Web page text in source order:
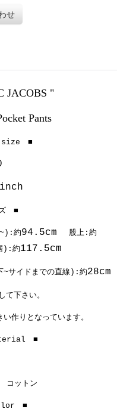
せ
JACOBS "
Pants
■
■
~):約94.5cm 股上:約
):約117.5cm
~サイドまでの直線):約28cm
下さい。
作りとなっています。
■
ットン
■